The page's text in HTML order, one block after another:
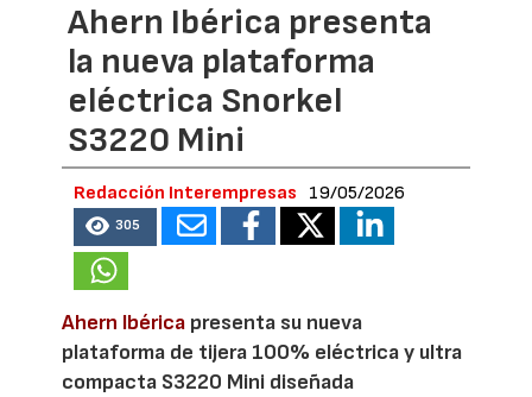
Ahern Ibérica presenta
la nueva plataforma
eléctrica Snorkel
S3220 Mini
Redacción Interempresas 19/05/2026
305
Ahern Ibérica presenta su nueva
plataforma de tijera 100% eléctrica y ultra
compacta S3220 Mini diseñada